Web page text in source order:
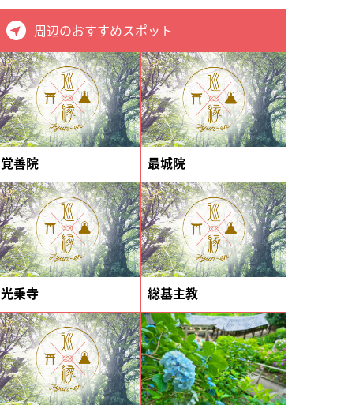
周辺のおすすめスポット
覚善院 最城院
光乗寺 総基主教